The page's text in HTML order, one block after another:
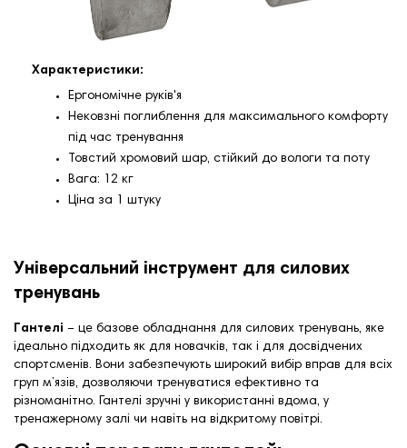
Характеристики:
Ергономічне руків'я
Нековзні поглиблення для максимального комфорту
під час тренування
Товстий хромовий шар, стійкий до вологи та поту
Вага: 12 кг
Ціна за 1 штуку
Універсальний інструмент для силових
тренувань
Гантелі – це базове обладнання для силових тренувань, яке
ідеально підходить як для новачків, так і для досвідчених
спортсменів. Вони забезпечують широкий вибір вправ для всіх
груп м’язів, дозволяючи тренуватися ефективно та
різноманітно. Гантелі зручні у використанні вдома, у
тренажерному залі чи навіть на відкритому повітрі.